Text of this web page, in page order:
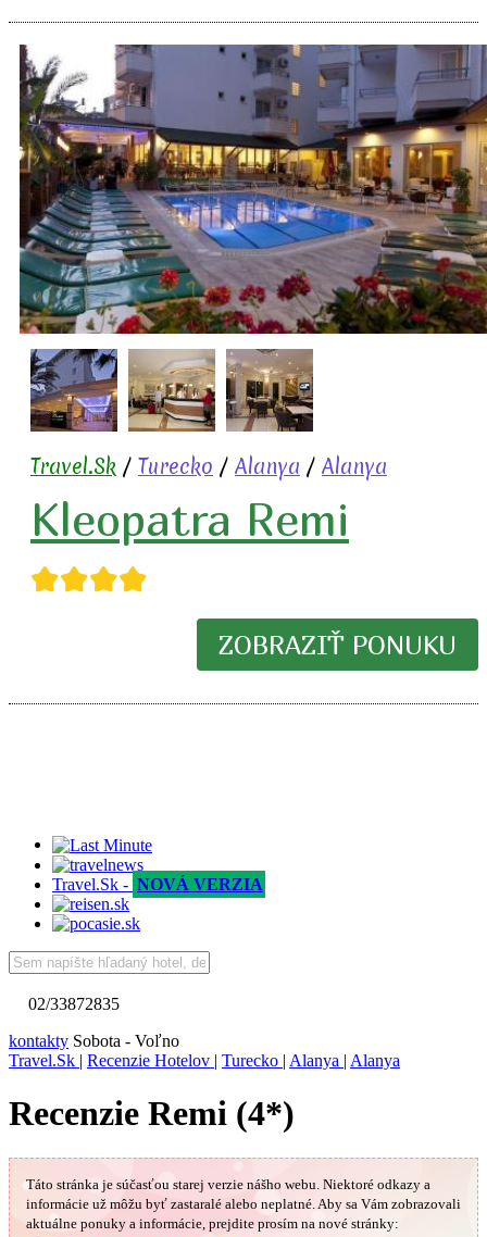
Travel.Sk / Turecko / Alanya / Alanya
Kleopatra Remi
★★★★
ZOBRAZIŤ PONUKU
Travel.Sk - NOVÁ VERZIA
02/33872835
kontakty Sobota - Voľno
Travel.Sk | Recenzie Hotelov | Turecko | Alanya | Alanya
Recenzie Remi (4*)
Táto stránka je súčasťou starej verzie nášho webu. Niektoré odkazy a
informácie už môžu byť zastaralé alebo neplatné. Aby sa Vám zobrazovali
aktuálne ponuky a informácie, prejdite prosím na nové stránky: